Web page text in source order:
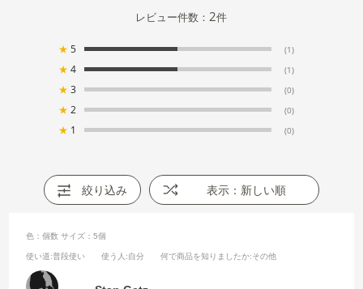
レビュー件数：2件
★ 5 (1)
★ 4 (1)
★ 3 (0)
★ 2 (0)
★ 1 (0)
絞り込み 表示：新しい順
色：個数 サイズ：5個
使い道:普段使い 使う人 :自分 何で商品を知りましたか:その他